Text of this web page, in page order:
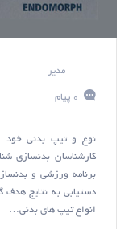
مدیر
0 پیام
نوع و تیپ بدنی خود
کارشناسان بدنسازی
برنامه ورزشی و
دستیابی به نتایج هدف
انواع تیپ های بدنی…